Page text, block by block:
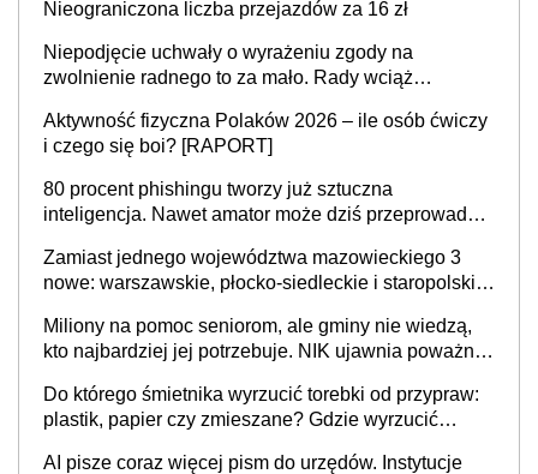
Nieograniczona liczba przejazdów za 16 zł
Niepodjęcie uchwały o wyrażeniu zgody na
zwolnienie radnego to za mało. Rady wciąż
sprawy
Aktywność fizyczna Polaków 2026 – ile osób ćwiczy
i czego się boi? [RAPORT]
80 procent phishingu tworzy już sztuczna
inteligencja. Nawet amator może dziś przeprowadzić
Zamiast jednego województwa mazowieckiego 3
nowe: warszawskie, płocko-siedleckie i staropolskie.
stołecznych
Miliony na pomoc seniorom, ale gminy nie wiedzą,
kto najbardziej jej potrzebuje. NIK ujawnia poważną
Do którego śmietnika wyrzucić torebki od przypraw:
plastik, papier czy zmieszane? Gdzie wyrzucić
AI pisze coraz więcej pism do urzędów. Instytucje